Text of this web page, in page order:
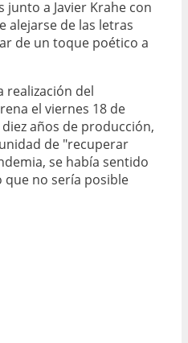
a Javier Krahe con
alejarse de las letras
de un toque poético a
realización del
el viernes 18 de
años de producción,
de "recuperar
se había sentido
no sería posible